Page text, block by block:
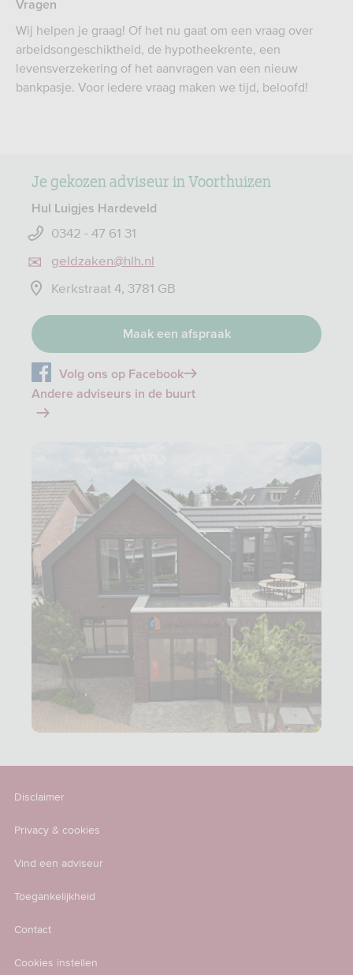
Vragen
Wij helpen je graag! Of het nu gaat om een vraag over
arbeidsongeschiktheid, de hypotheekrente, een
levensverzekering of het aanvragen van een nieuw
bankpasje. Voor iedere vraag maken we tijd, beloofd!
Je gekozen adviseur in Voorthuizen
Hul Luigjes Hardeveld
0342 - 47 61 31
geldzaken@hlh.nl
Kerkstraat 4, 3781 GB
Maak een afspraak
Volg ons op Facebook
Andere adviseurs in de buurt
Disclaimer
Privacy & cookies
Vind een adviseur
Toegankelijkheid
Contact
Cookies instellen